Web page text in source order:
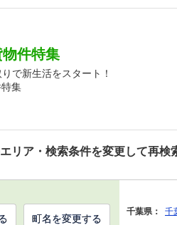
件特集
で新生活をスタート！
集
リア・検索条件を変更して再検
千葉県： 千
町名を変更する